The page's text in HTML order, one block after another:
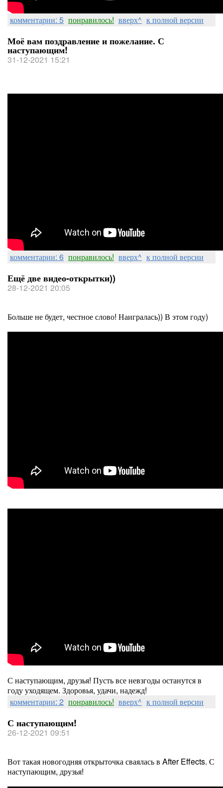
комментарии: 5 понравилось! вверх^ к полной версии
Моё вам поздравление и пожелание. С
наступающим!
31-12-2021 15:21
комментарии: 6 понравилось! вверх^ к полной версии
Ещё две видео-открытки))
28-12-2021 20:05
Больше не будет, честное слово! Наигралась)) В этом году)
С наступающим, друзья! Пусть все невзгоды останутся в
году уходящем. Здоровья, удачи, надежд!
комментарии: 2 понравилось! вверх^ к полной версии
С наступающим!
26-12-2021 09:51
Вот такая новогодняя открыточка сваялась в After Effects. С
наступающим, друзья!